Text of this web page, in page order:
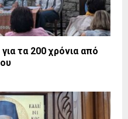
τα 200 χρόνια από